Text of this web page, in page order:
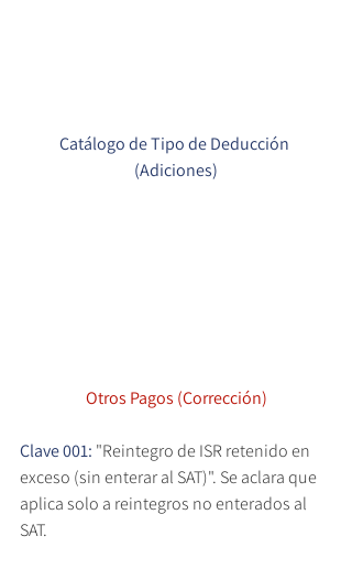
Catálogo de Tipo de Deducción
(Adiciones)
Otros Pagos (Corrección)
Clave 001: "Reintegro de ISR retenido en
exceso (sin enterar al SAT)". Se aclara que
aplica solo a reintegros no enterados al
SAT.